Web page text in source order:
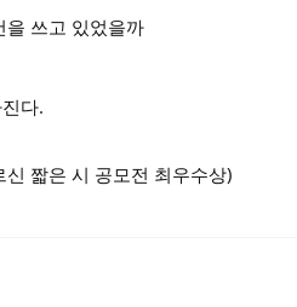
수건을 쓰고 있었을까
었지만
다.
짧은 시 공모전 최우수상)